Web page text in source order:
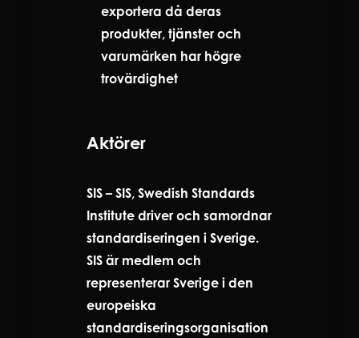
exportera då deras
produkter, tjänster och
varumärken har högre
trovärdighet
Aktörer
SIS – SIS, Swedish Standards
Institute driver och samordnar
standardiseringen i Sverige.
SIS är medlem och
representerar Sverige i den
europeiska
standardiseringsorganisation